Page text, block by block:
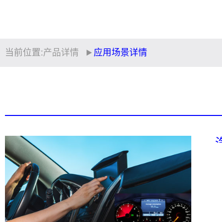
当前位置:产品详情 应用场景详情